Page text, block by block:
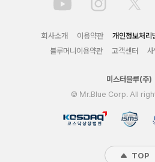
회사소개 이용약관 개인정보처리
블루머니이용약관
고객센터
미스터블루(주)
© Mr.Blue Corp. All
TOP